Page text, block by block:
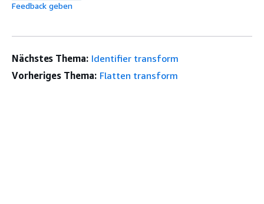
Feedback geben
Nächstes Thema: Identifier transform
Vorheriges Thema: Flatten transform